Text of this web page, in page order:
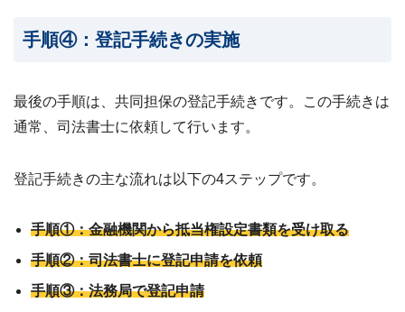
手順④：登記手続きの実施
最後の手順は、共同担保の登記手続きです。この手続きは
通常、司法書士に依頼して行います。
登記手続きの主な流れは以下の4ステップです。
手順①：金融機関から抵当権設定書類を受け取る
手順②：司法書士に登記申請を依頼
手順③：法務局で登記申請